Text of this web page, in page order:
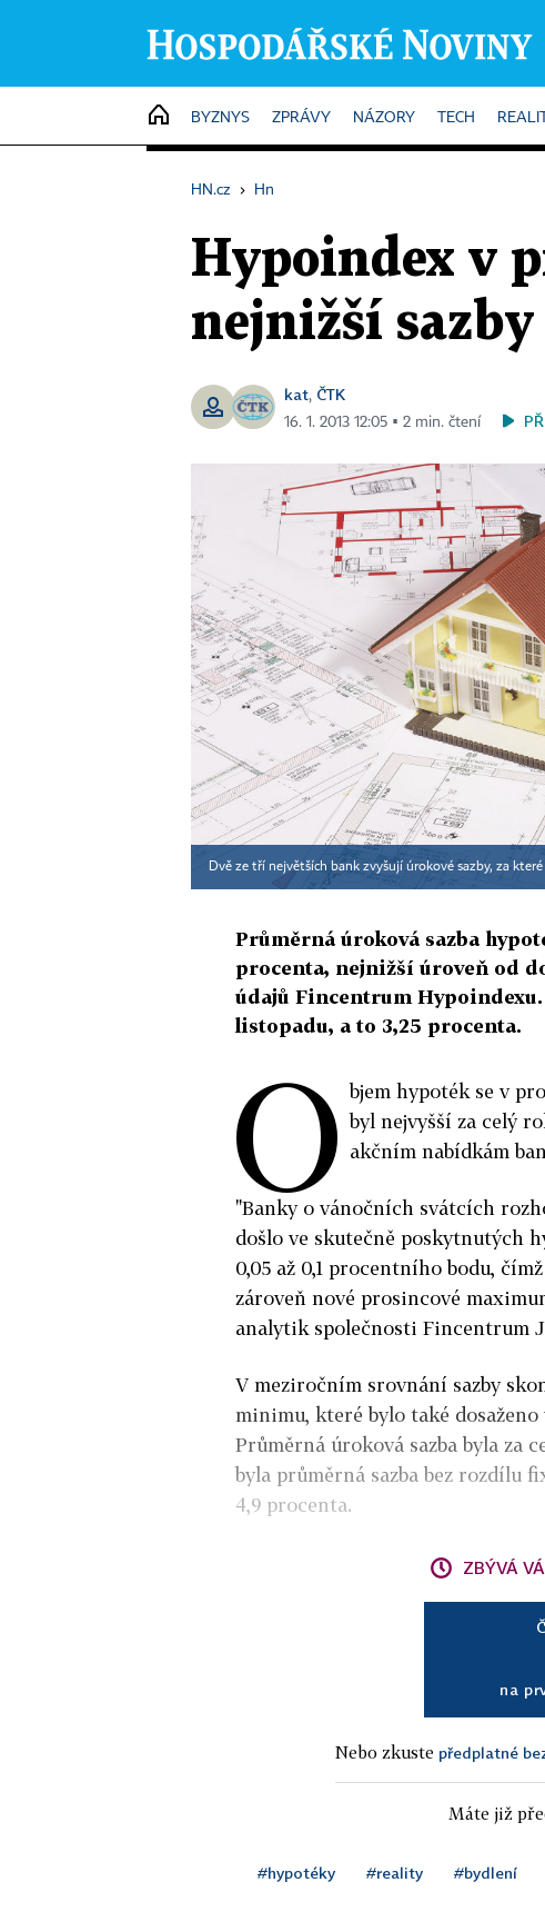
HOME
BYZNYS ZPRÁVY NÁZORY TECH
HN.cz › Hn
Hypoindex v
nejnižší
kat, ČTK
16. 1. 2013 12:05 ▪ 2 min. čtení
Dvě ze tří největších bank zvyšují úrokové sazby, za
Průměrná úroková sazba
procenta, nejnižší úroveň od
údajů Fincentrum
listopadu, a to 3,25 procenta.
O bjem hypoték se v
byl nejvyšší za celý
akčním nabídkám
"Banky o vánočních svátcích
došlo ve skutečně poskytnutých
0,05 až 0,1 procentního bodu,
zároveň nové prosincové
analytik společnosti Fincentrum
V meziročním srovnání sazby
minimu, které bylo také
Průměrná úroková sazba byla za
byla průměrná sazba bez rozdílu
4,9 procenta.
ZBÝVÁ
na
Nebo zkuste předplatné
Máte již
#hypotéky #reality #bydlení